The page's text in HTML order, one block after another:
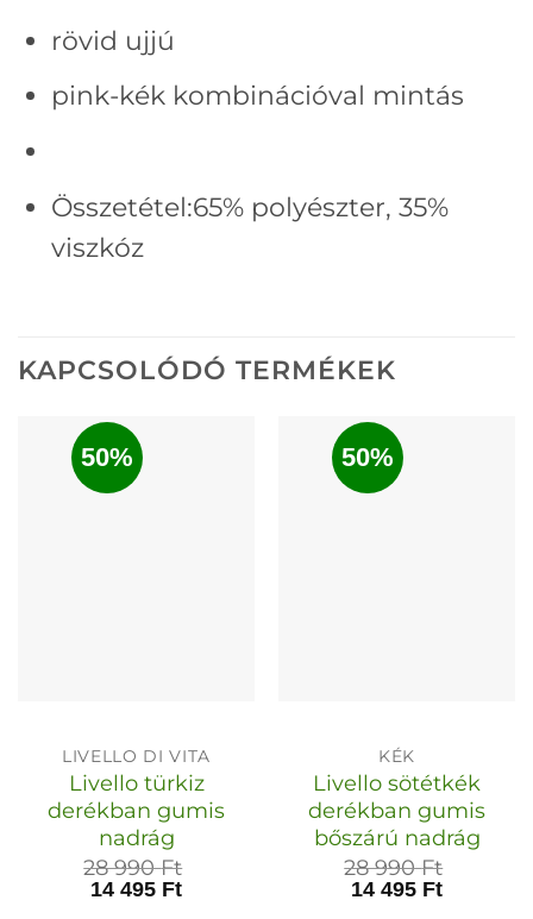
rövid ujjú
pink-kék kombinációval mintás
Összetétel:65% polyészter, 35%
viszkóz
KAPCSOLÓDÓ TERMÉKEK
50%
LIVELLO DI VITA
Livello türkiz
derékban gumis
nadrág
28 990Ft
14 495 Ft
50%
KÉK
Livello sötétkék
derékban gumis
bőszárú nadrág
28 990Ft
14 495 Ft